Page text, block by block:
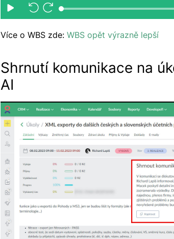
Více o WBS zde: WBS opět výrazně lepší
Shrnutí komunikace na
AI